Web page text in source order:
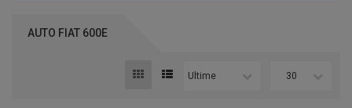
AUTO FIAT 600E
Ultime 30